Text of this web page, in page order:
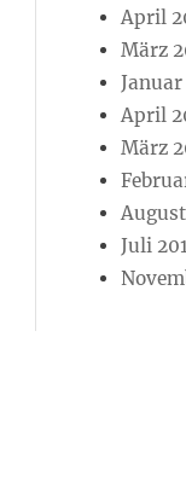
April
März
April
März
Juli